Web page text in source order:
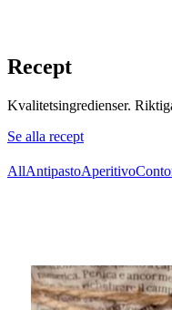
Recept
Kvalitetsingredienser.
Se alla recept
AllAntipastoAperitivo